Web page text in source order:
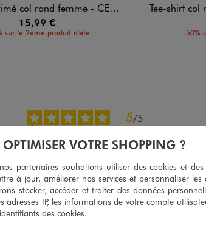
col rond femme - CELINE DION
15,99 €
sur le 2ème produit d'été
Tee-shirt col
-50%
5/5
Très agréable à porter
Avis du04/06/2026 , suite à une expérience du22/
Utile (0) Signaler
OPTIMISER VOTRE SHOPPING ?
partenaires souhaitons utiliser des cookies et
à jour, améliorer nos services et personnaliser les
stocker, accéder et traiter des données
adresses IP, les informations de votre compte
des cookies.